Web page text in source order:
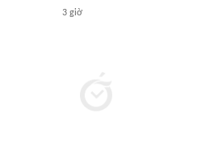
3 giờ